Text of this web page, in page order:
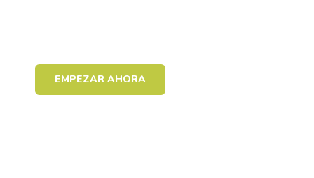
EMPEZAR AHORA